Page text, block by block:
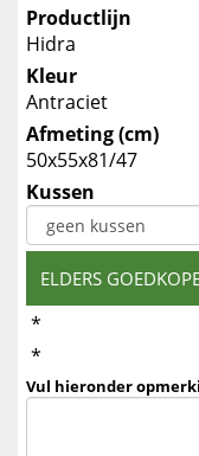
Productlijn
Hidra
Kleur
Antraciet
Afmeting (cm)
50x55x81/47
Kussen
ELDERS
*
*
Vul hieronder